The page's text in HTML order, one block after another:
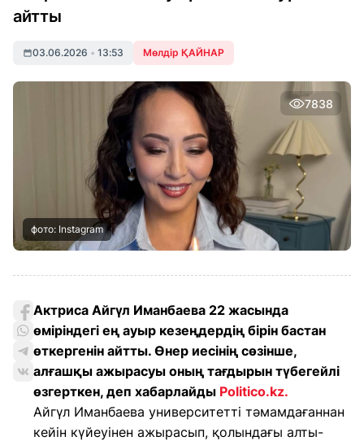
айтты
03.06.2026 • 13:53 Мөлдір ҚАЙНАР
7838
фото: Instagram
Актриса Айгүл Иманбаева 22 жасында
өміріндегі ең ауыр кезеңдердің бірін бастан
өткергенін айтты. Өнер иесінің сөзінше,
алғашқы ажырасуы оның тағдырын түбегейлі
өзгерткен, деп хабарлайды Politico.kz.
Айгүл Иманбаева университетті тәмамдағаннан
кейін күйеуінен ажырасып, қолындағы алты-